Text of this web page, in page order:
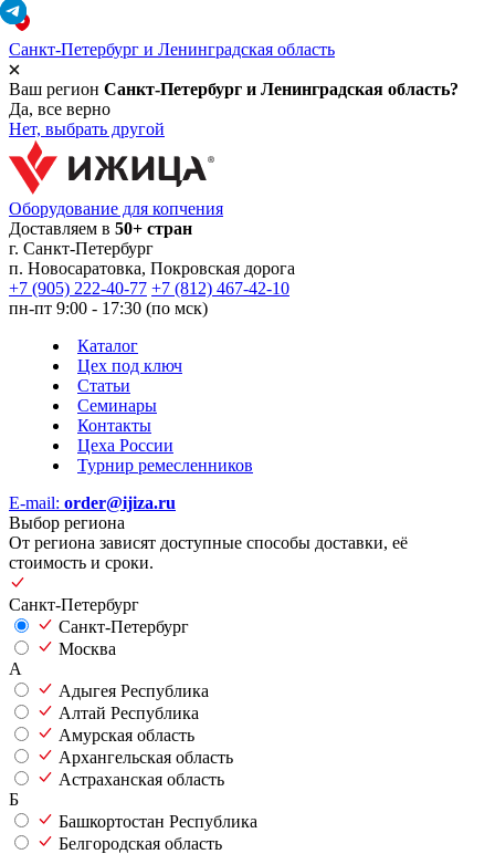
Санкт-Петербург и Ленинградская область
Ваш регион Санкт-Петербург и Ленинградская область?
Да, все верно
Нет, выбрать другой
Оборудование для копчения
Доставляем в 50+ стран
г. Санкт-Петербург
п. Новосаратовка, Покровская дорога
+7 (905) 222-40-77 +7 (812) 467-42-10
пн-пт 9:00 - 17:30 (по мск)
Каталог
Цех под ключ
Статьи
Семинары
Контакты
Цеха России
Турнир ремесленников
E-mail: order@ijiza.ru
Выбор региона
От региона зависят доступные способы доставки, её
стоимость и сроки.
Санкт-Петербург
Санкт-Петербург
Москва
А
Адыгея Республика
Алтай Республика
Амурская область
Архангельская область
Астраханская область
Б
Башкортостан Республика
Белгородская область